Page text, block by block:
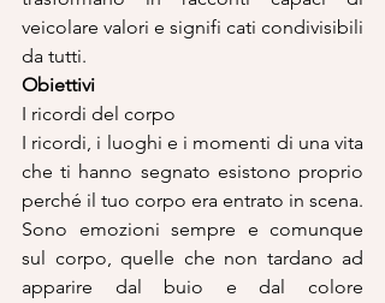
veicolare valori e signifi cati condivisibili
da tutti.
Obiettivi
I ricordi del corpo
I ricordi, i luoghi e i momenti di una vita
che ti hanno segnato esistono proprio
perché il tuo corpo era entrato in scena.
Sono emozioni sempre e comunque
sul corpo, quelle che non tardano ad
apparire dal buio e dal colore